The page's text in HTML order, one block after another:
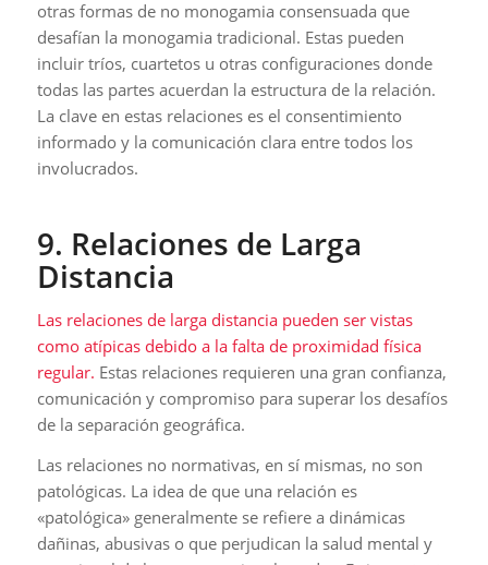
otras formas de no monogamia consensuada que
desafían la monogamia tradicional. Estas pueden
incluir tríos, cuartetos u otras configuraciones donde
todas las partes acuerdan la estructura de la relación.
La clave en estas relaciones es el consentimiento
informado y la comunicación clara entre todos los
involucrados.
9. Relaciones de Larga
Distancia
Las relaciones de larga distancia pueden ser vistas
como atípicas debido a la falta de proximidad física
regular. Estas relaciones requieren una gran confianza,
comunicación y compromiso para superar los desafíos
de la separación geográfica.
Las relaciones no normativas, en sí mismas, no son
patológicas. La idea de que una relación es
«patológica» generalmente se refiere a dinámicas
dañinas, abusivas o que perjudican la salud mental y